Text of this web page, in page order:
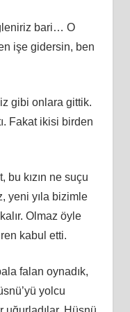
bari… O
işe gidersin, ben
gibi onlara gittik.
Fakat ikisi birden
bu kızın ne suçu
yeni yıla bizimle
Olmaz öyle
kabul etti.
falan oynadık,
yolcu